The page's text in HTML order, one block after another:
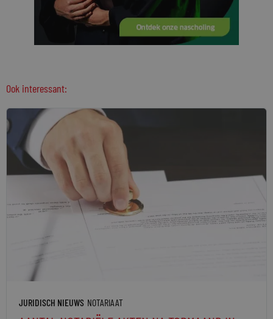
Ook interessant:
JURIDISCH NIEUWS NOTARIAAT